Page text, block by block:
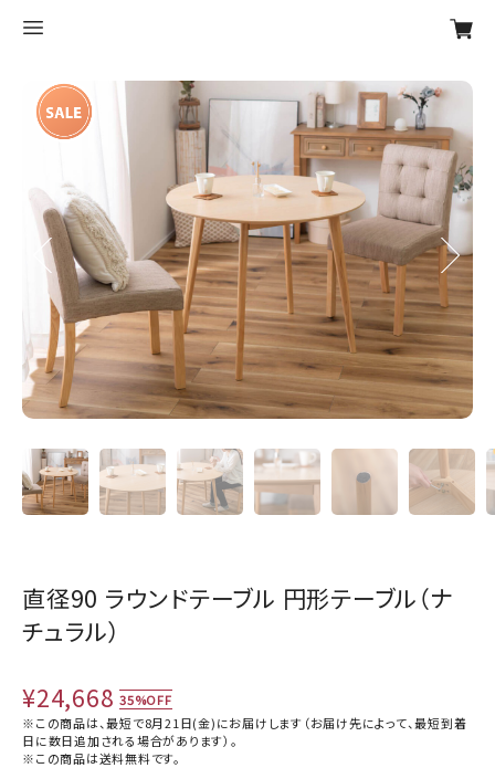
Previous Next
直径90 ラウンドテーブル 円形テーブル（ナ
チュラル）
¥24,668 35%OFF
※この商品は、最短で8月21日(金)にお届けします（お届け先によって、最短到着
日に数日追加される場合があります）。
※この商品は送料無料です。